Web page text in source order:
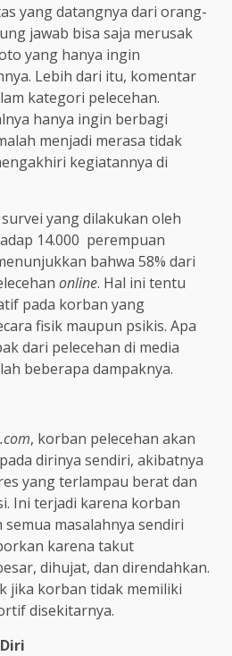
yang datangnya dari orang-
jawab bisa saja merusak
yang hanya ingin
Lebih dari itu, komentar
kategori pelecehan.
hanya ingin berbagi
menjadi merasa tidak
kegiatannya di
survei yang dilakukan oleh
14.000 perempuan
bahwa 58% dari
online. Hal ini tentu
pada korban yang
fisik maupun psikis. Apa
dari pelecehan di media
beberapa dampaknya.
, korban pelecehan akan
dirinya sendiri, akibatnya
yang terlampau berat dan
Ini terjadi karena korban
masalahnya sendiri
karena takut
dihujat, dan direndahkan.
jika korban tidak memiliki
disekitarnya.